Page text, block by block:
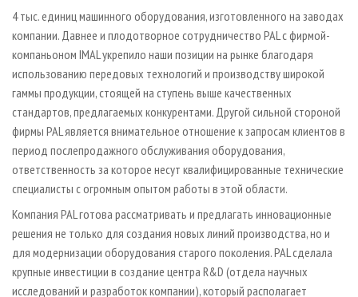
4 тыс. единиц машинного оборудования, изготовленного на заводах
компании. Давнее и плодотворное сотрудничество PAL с фирмой-
компаньоном IMAL укрепило наши позиции на рынке благодаря
использованию передовых технологий и производству широкой
гаммы продукции, стоящей на ступень выше качественных
стандартов, предлагаемых конкурентами. Другой сильной стороной
фирмы PAL является внимательное отношение к запросам клиентов в
период послепродажного обслуживания оборудования,
ответственность за которое несут квалифицированные технические
специалисты с огромным опытом работы в этой области.
Компания PAL готова рассматривать и предлагать инновационные
решения не только для создания новых линий производства, но и
для модернизации оборудования старого поколения. PAL сделала
крупные инвестиции в создание центра R&D (отдела научных
исследований и разработок компании), который располагает